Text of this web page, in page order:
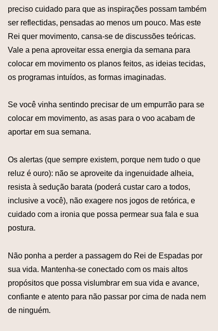
preciso cuidado para que as inspirações possam também
ser reflectidas, pensadas ao menos um pouco. Mas este
Rei quer movimento, cansa-se de discussões teóricas.
Vale a pena aproveitar essa energia da semana para
colocar em movimento os planos feitos, as ideias tecidas,
os programas intuídos, as formas imaginadas.
Se você vinha sentindo precisar de um empurrão para se
colocar em movimento, as asas para o voo acabam de
aportar em sua semana.
Os alertas (que sempre existem, porque nem tudo o que
reluz é ouro): não se aproveite da ingenuidade alheia,
resista à sedução barata (poderá custar caro a todos,
inclusive a você), não exagere nos jogos de retórica, e
cuidado com a ironia que possa permear sua fala e sua
postura.
Não ponha a perder a passagem do Rei de Espadas por
sua vida. Mantenha-se conectado com os mais altos
propósitos que possa vislumbrar em sua vida e avance,
confiante e atento para não passar por cima de nada nem
de ninguém.